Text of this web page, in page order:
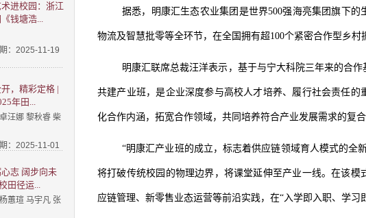
进校园：浙江
钱塘浩...
：2025-11-19
，精彩定格 |
年田...
汪娜 黎秋睿 柴
：2025-11-01
志 阔步向未
田径运...
蕙瑄 马宇凡 张
据悉，明康汇生态农业集团是世界500强海亮集团旗下
物流及智慧批零等全环节，在全国拥有超100个紧密合作型乡村
明康汇联席总裁汪洋表示，基于与宁大科院三年来的合
共建产业班，是企业深度参与高校人才培养、履行社会责任
化合作内涵，拓宽合作领域，共同培养符合产业发展需求的复
“明康汇产业班的成立，标志着供应链领域育人模式的全
将打破传统校园的物理边界，将课堂延伸至产业一线。在该
应链管理、新零售业态运营等前沿实践，在“入学即入职、学习